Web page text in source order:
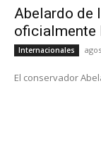
Abelardo de
oficialmente
Internacionales
El conservador